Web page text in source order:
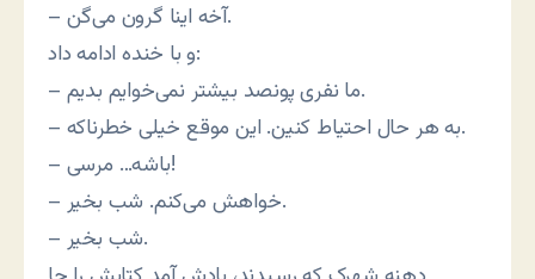
– آخه اینا گرون می‌گن.
و با خنده ادامه داد:
– ما نفری پونصد بیشتر نمی‌خوایم بدیم.
– به هر حال احتیاط کنین. این موقع خیلی خطرناکه.
– باشه… مرسی!
– خواهش می‌کنم. شب بخیر.
– شب بخیر.